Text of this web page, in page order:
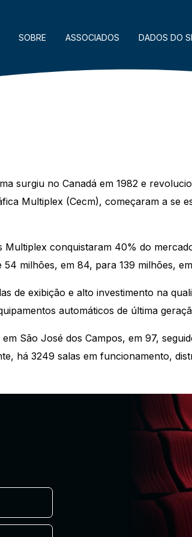
SOBRE ASSOCIADOS DADOS DO
surgiu no Canadá em 1982 e
Multiplex (Cecm), começaram a se
conquistaram 40% do
milhões, em 84, para 139 milhões,
de exibição e alto investimento na
automáticos de última
São José dos Campos, em 97,
há 3249 salas em funcionamento,